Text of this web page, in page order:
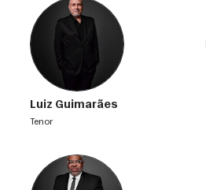
Luiz Guimarães
tenor